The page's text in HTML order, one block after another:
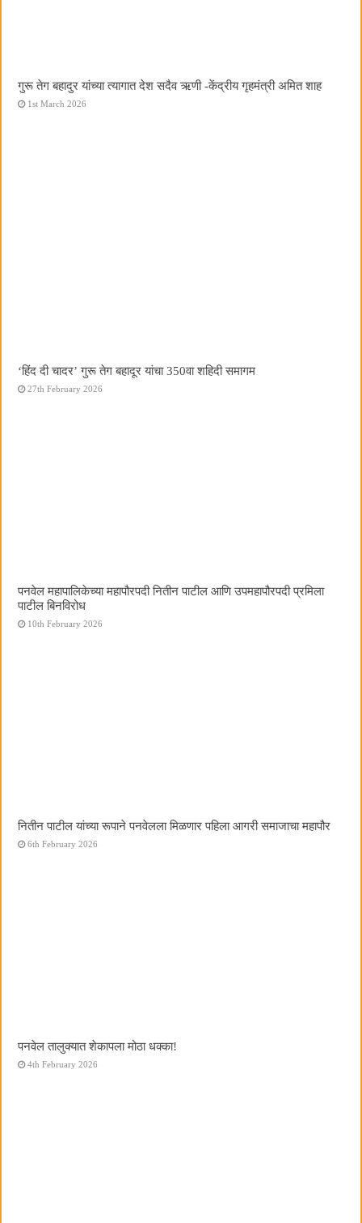
गुरू तेग बहादुर यांच्या त्यागात देश सदैव ऋणी -केंद्रीय गृहमंत्री अमित शाह
1st March 2026
‘हिंद दी चादर’ गुरू तेग बहादूर यांचा 350वा शहिदी समागम
27th February 2026
पनवेल महापालिकेच्या महापौरपदी नितीन पाटील आणि उपमहापौरपदी प्रमिला
पाटील बिनविरोध
10th February 2026
नितीन पाटील यांच्या रूपाने पनवेलला मिळणार पहिला आगरी समाजाचा महापौर
6th February 2026
पनवेल तालुक्यात शेकापला मोठा धक्का!
4th February 2026